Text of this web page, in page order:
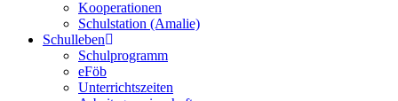
Kooperationen
Schulstation (Amalie)
Schulleben
Schulprogramm
eFöb
Unterrichtszeiten